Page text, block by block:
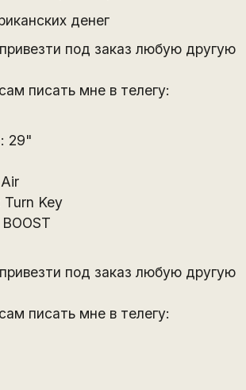
денег
под заказ любую другую
писать мне в телегу:
29"
Key
под заказ любую другую
писать мне в телегу: